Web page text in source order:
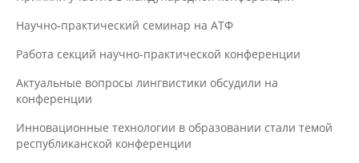
Научно-практический семинар на АТФ
Работа секций научно-практической конференции
Актуальные вопросы лингвистики обсудили на
конференции
Инновационные технологии в образовании стали темой
республиканской конференции